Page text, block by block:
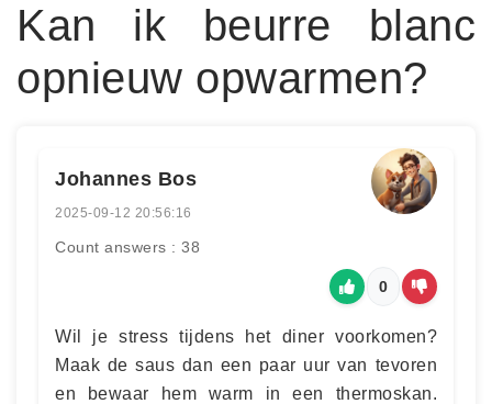
Kan ik beurre blanc
opnieuw opwarmen?
Johannes Bos
2025-09-12 20:56:16
Count answers : 38
0
Wil je stress tijdens het diner voorkomen?
Maak de saus dan een paar uur van tevoren
en bewaar hem warm in een thermoskan.